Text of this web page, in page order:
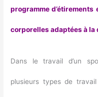
programme
corporelles adaptées à
Dans le travail d’un
plusieurs types de